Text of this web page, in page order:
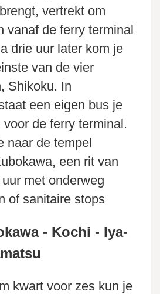
vertrekt om
vanaf de ferry terminal
drie uur later kom je
van de vier
Shikoku. In
een eigen bus je
de ferry terminal.
naar de tempel
een rit van
met onderweg
of sanitaire stops
- Kochi - Iya-
kwart voor zes kun je